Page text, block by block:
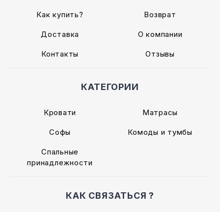
Как купить? Возврат
Доставка О компании
Контакты Отзывы
КАТЕГОРИИ
Кровати Матрасы
Софы Комоды и тумбы
Спальные
принадлежности
КАК СВЯЗАТЬСЯ ?